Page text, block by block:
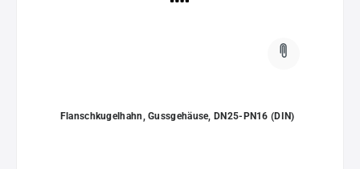
Flanschkugelhahn, Gussgehäuse, DN25-PN16 (DIN)